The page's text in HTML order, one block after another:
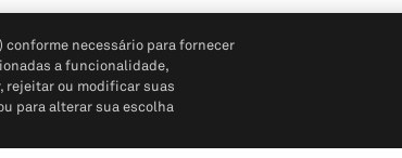
conforme necessário para fornecer
a funcionalidade,
rejeitar ou modificar suas
para alterar sua escolha